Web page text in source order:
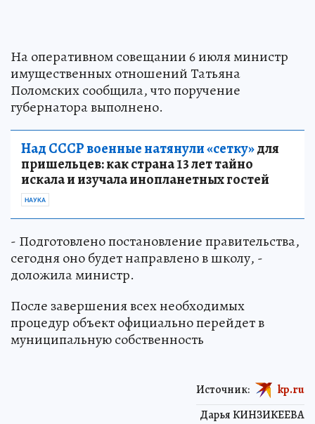
На оперативном совещании 6 июля министр
имущественных отношений Татьяна
Поломских сообщила, что поручение
губернатора выполнено.
Над СССР военные натянули «сетку»для
пришельцев: как страна 13 лет тайно
искала и изучала инопланетных гостей
НАУКА
- Подготовлено постановление правительства,
сегодня оно будет направлено в школу, -
доложила министр.
После завершения всех необходимых
процедур объект официально перейдет в
муниципальную собственность
Дарья КИНЗИКЕЕВА
Источник: kp.ru